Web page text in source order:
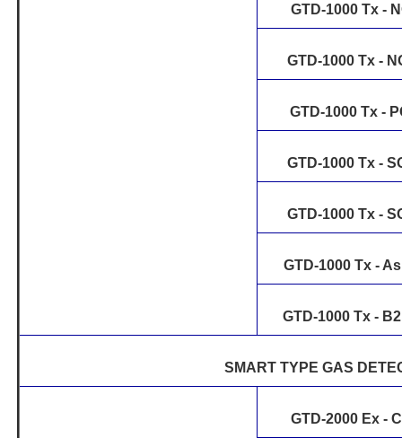
GTD-1000 Tx -
GTD-1000 Tx -
GTD-1000 Tx -
GTD-1000 Tx -
GTD-1000 Tx -
GTD-1000 Tx -
GTD-1000 Tx -
SMART TYPE GAS
GTD-2000 Ex -